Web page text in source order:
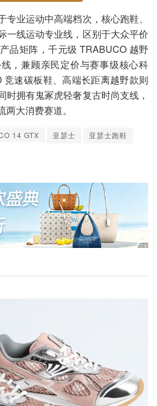
业运动中高端档次，核心跑鞋、
一线运动专业线，区别于大众平价
品矩阵，千元级 TRABUCO 越野
，兼顾亲民定价与赛事级核心科
竞速碳板鞋、高端长距离越野款则
时拥有鬼冢虎轻奢复古时尚支线，
大消费赛道。
14 GTX 亚瑟士
亚瑟士跑鞋